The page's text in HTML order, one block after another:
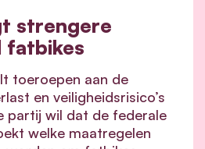
strengere
fatbikes
toeroepen aan de
en veiligheidsrisico’s
partij wil dat de federale
welke maatregelen